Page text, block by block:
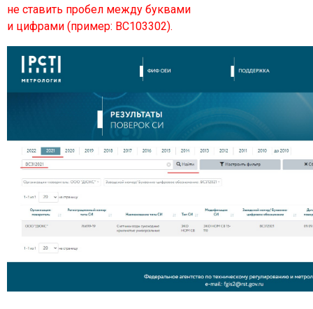
не ставить пробел между буквами
и цифрами (пример: BC103302).